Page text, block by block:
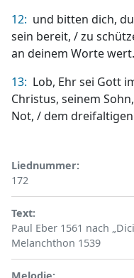
12: und bitten dich,
sein bereit, / zu
an deinem Worte wert.
13: Lob, Ehr sei Gott
Christus, seinem
Not, / dem
Liednummer
172
Text
Paul Eber 1561 nach
Melanchthon 1539